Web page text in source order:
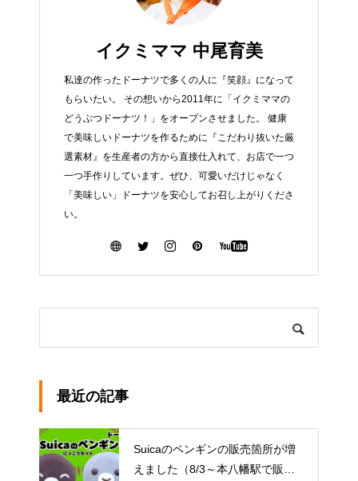
イクミママ 中尾育美
私達の作ったドーナツで多くの人に『笑顔』になって
もらいたい。 その想いから2011年に「イクミママの
どうぶつドーナツ！」をオープンさせました。 健康
で美味しいドーナツを作るために『こだわり抜いた厳
選素材』を生産者の方から直接仕入れて、お店で一つ
一つ手作りしています。ぜひ、可愛いだけじゃなく
「美味しい」ドーナツを安心してお召し上がりくださ
い。
最近の記事
Suicaのペンギンの販売箇所が増
えました（8/3～本八幡駅で販